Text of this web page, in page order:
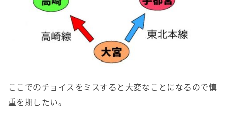
ここでのチョイスをミスすると大変なことになるので慎
重を期したい。